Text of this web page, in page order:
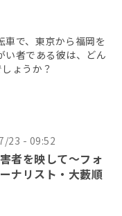
車で、東京から福岡を
い者である彼は、どん
ょうか？
23 - 09:52
者を映して～フォ
ナリスト・大藪順